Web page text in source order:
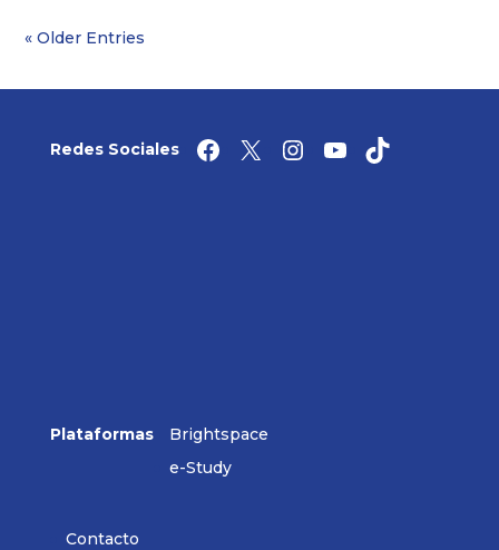
« Older Entries
Redes Sociales Facebook
X Instagram
YouTube
TikTok
Plataformas
Brightspace
e-Study
Contacto